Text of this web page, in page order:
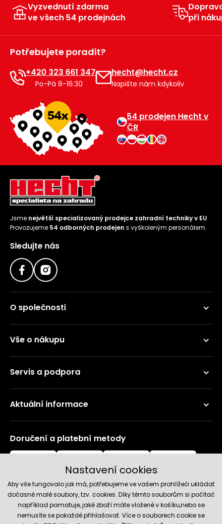
Vyzvednutí zdarma
ve všech 54 prodejnách
při
Potřebujete poradit?
+420 323 661 347
Po-Pá 8-16:30
hecht@hecht.cz
Napište nám kdykoliv
54 prodejen Hecht v
ČR
Jsme největší specializovaný prodejce zahradní techniky v EU.
Provozujeme 54 odborných prodejen s vyškoleným personálem.
Sledujte nás
O společnosti
Vše o nákupu
Servis a podpora
Aktuální informace
Doručení a platební metody
Nastavení cookies
Aby vše fungovalo jak má, potřebujeme ve vašem prohlížeči ukládat
dočasně malé soubory, tzv. cookies. Díky těmto souborům si počítač
například pamatuje, jaké zboží máte vložené v košíku,nebo se
nemusíte se pokaždé přihlašovat. Více o souborech cookie se